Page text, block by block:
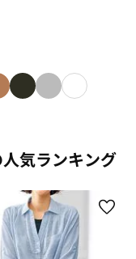
気ランキング